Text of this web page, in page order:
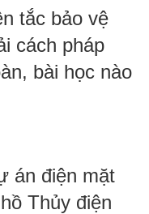
tắc bảo vệ
cách pháp
bài học nào
án điện mặt
Thủy điện